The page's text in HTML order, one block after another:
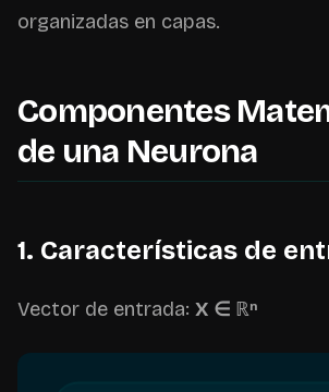
organizadas en capas.
Componentes
de una Neurona
1. Características de
Vector de entrada: X ∈ ℝⁿ